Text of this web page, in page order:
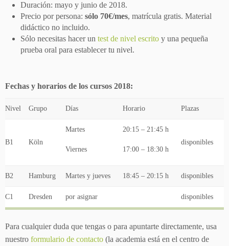
Duración: mayo y junio de 2018.
Precio por persona: sólo 70€/mes, matrícula gratis. Material
didáctico no incluido.
Sólo necesitas hacer un test de nivel escrito y una pequeña
prueba oral para establecer tu nivel.
Fechas y horarios de los cursos 2018:
Nivel Grupo Días Horario Plazas
B1 Köln
Martes
Viernes
20:15 – 21:45 h
17:00 – 18:30 h
disponibles
B2 Hamburg Martes y jueves 18:45 – 20:15 h disponibles
C1 Dresden por asignar disponibles
Para cualquier duda que tengas o para apuntarte directamente, usa
nuestro formulario de contacto (la academia está en el centro de